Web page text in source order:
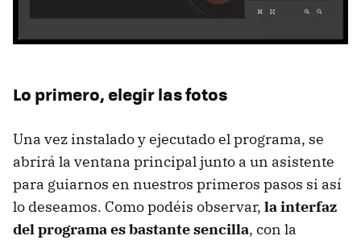
Lo primero, elegir las fotos
Una vez instalado y ejecutado el programa, se
abrirá la ventana principal junto a un asistente
para guiarnos en nuestros primeros pasos si así
lo deseamos. Como podéis observar, la interfaz
del programa es bastante sencilla, con la